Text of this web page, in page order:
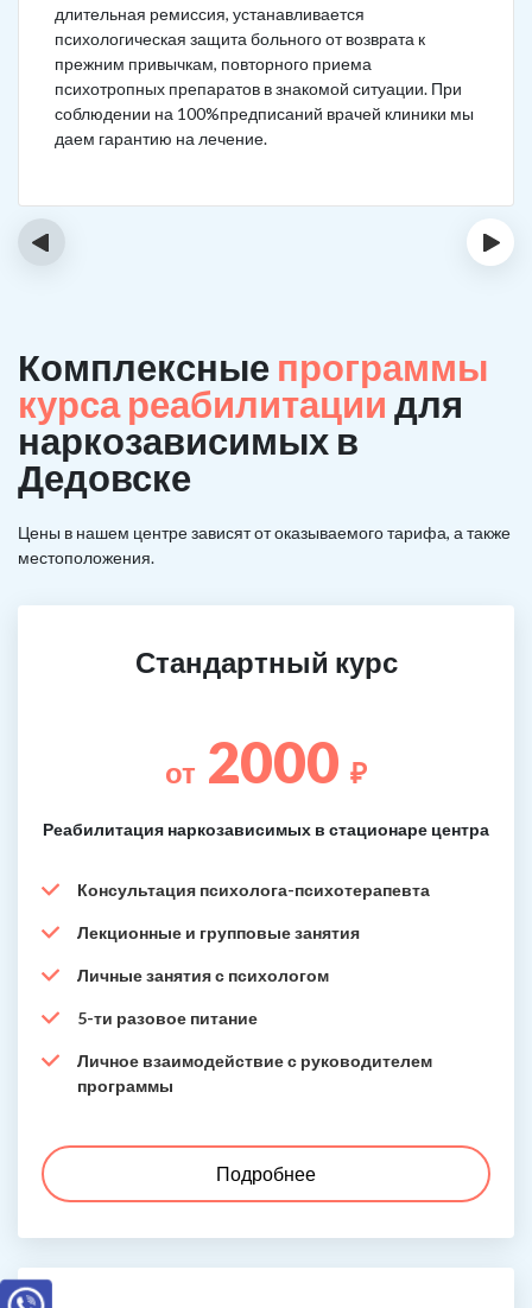
длительная ремиссия, устанавливается
психологическая защита больного от возврата к
прежним привычкам, повторного приема
психотропных препаратов в знакомой ситуации. При
соблюдении на 100%предписаний врачей клиники мы
даем гарантию на лечение.
‹ ›
Комплексные программы
курса реабилитации для
наркозависимых в
Дедовске
Цены в нашем центре зависят от оказываемого тарифа, а также
местоположения.
Стандартный курс
от 2000 ₽
Реабилитация наркозависимых в стационаре центра
Консультация психолога-психотерапевта
Лекционные и групповые занятия
Личные занятия с психологом
5-ти разовое питание
Личное взаимодействие с руководителем
программы
Подробнее